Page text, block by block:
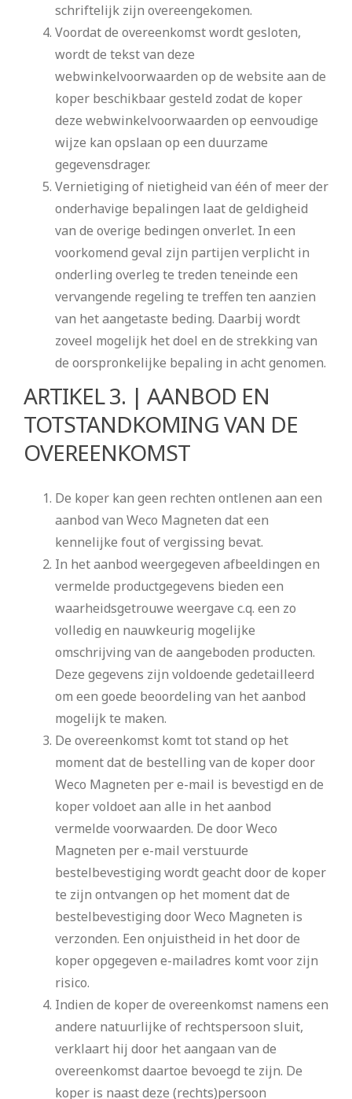
schriftelijk zijn overeengekomen.
Voordat de overeenkomst wordt gesloten,
wordt de tekst van deze
webwinkelvoorwaarden op de website aan de
koper beschikbaar gesteld zodat de koper
deze webwinkelvoorwaarden op eenvoudige
wijze kan opslaan op een duurzame
gegevensdrager.
Vernietiging of nietigheid van één of meer der
onderhavige bepalingen laat de geldigheid
van de overige bedingen onverlet. In een
voorkomend geval zijn partijen verplicht in
onderling overleg te treden teneinde een
vervangende regeling te treffen ten aanzien
van het aangetaste beding. Daarbij wordt
zoveel mogelijk het doel en de strekking van
de oorspronkelijke bepaling in acht genomen.
ARTIKEL 3. | AANBOD EN
TOTSTANDKOMING VAN DE
OVEREENKOMST
De koper kan geen rechten ontlenen aan een
aanbod van Weco Magneten dat een
kennelijke fout of vergissing bevat.
In het aanbod weergegeven afbeeldingen en
vermelde productgegevens bieden een
waarheidsgetrouwe weergave c.q. een zo
volledig en nauwkeurig mogelijke
omschrijving van de aangeboden producten.
Deze gegevens zijn voldoende gedetailleerd
om een goede beoordeling van het aanbod
mogelijk te maken.
De overeenkomst komt tot stand op het
moment dat de bestelling van de koper door
Weco Magneten per e-mail is bevestigd en de
koper voldoet aan alle in het aanbod
vermelde voorwaarden. De door Weco
Magneten per e-mail verstuurde
bestelbevestiging wordt geacht door de koper
te zijn ontvangen op het moment dat de
bestelbevestiging door Weco Magneten is
verzonden. Een onjuistheid in het door de
koper opgegeven e-mailadres komt voor zijn
risico.
Indien de koper de overeenkomst namens een
andere natuurlijke of rechtspersoon sluit,
verklaart hij door het aangaan van de
overeenkomst daartoe bevoegd te zijn. De
koper is naast deze (rechts)persoon